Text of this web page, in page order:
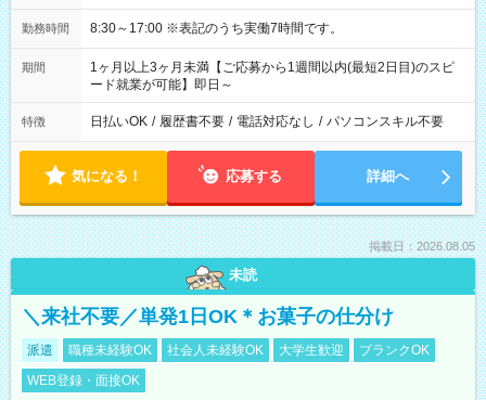
勤務時間 8:30～17:00 ※表記のうち実働7時間です。
期間
1ヶ月以上3ヶ月未満【ご応募から1週間以内(最短2日目)のスピ
ード就業が可能】即日～
特徴 日払いOK / 履歴書不要 / 電話対応なし / パソコンスキル不要
気になる！ 応募する 詳細へ
掲載日：2026.08.05
未読
＼来社不要／単発1日OK＊お菓子の仕分け
派遣 職種未経験OK 社会人未経験OK 大学生歓迎
ブランクOK
WEB登録・面接OK